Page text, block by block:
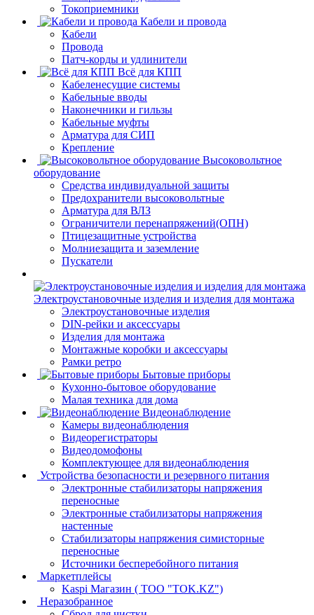
Токоприемники
Кабели и провода
Кабели
Провода
Патч-корды и удлинители
Всё для КПП
Кабеленесущие системы
Кабельные вводы
Наконечники и гильзы
Кабельные муфты
Арматура для СИП
Крепление
Высоковольтное
оборудование
Средства индивидуальной защиты
Предохранители высоковольтные
Арматура для ВЛЗ
Ограничители перенапряжений(ОПН)
Птицезащитные устройства
Молниезащита и заземление
Пускатели
Электроустановочные изделия и изделия для монтажа
Электроустановочные изделия
DIN-рейки и аксессуары
Изделия для монтажа
Монтажные коробки и аксессуары
Рамки ретро
Бытовые приборы
Кухонно-бытовое оборудование
Малая техника для дома
Видеонаблюдение
Камеры видеонаблюдения
Видеорегистраторы
Видеодомофоны
Комплектующее для видеонаблюдения
Устройства безопасности и резервного питания
Электронные стабилизаторы напряжения
переносные
Электронные стабилизаторы напряжения
настенные
Стабилизаторы напряжения симисторные
переносные
Источники бесперебойного питания
Маркетплейсы
Kaspi Магазин ( ТОО "TOK.KZ")
Неразобранное